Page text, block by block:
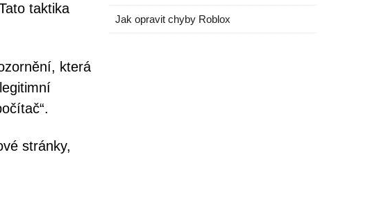
taktika
která
stránky,
Jak opravit chyby Roblox